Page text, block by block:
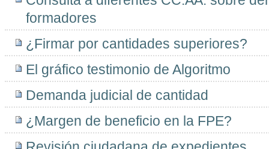
formadores
¿Firmar por cantidades superiores?
El gráfico testimonio de Algoritmo
Demanda judicial de cantidad
¿Margen de beneficio en la FPE?